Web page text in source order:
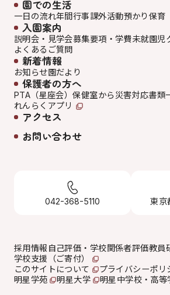
園での生活
一日の流れ年間行事課外活動預かり保育
入園案内
説明会・見学会募集要項・学費未就園児
よくあるご質問
新着情報
お知らせ園だより
保護者の方へ
PTA（星座会）保健室から 災害対応書類
れんらくアプリ
アクセス
お問い合わせ
042-368-5110 東京
採用情報 自己評価・学校関係者評価教員
学校支援（ご寄付）
このサイトについて
プライバシーポリ
明星学苑
明星大学 明星中学校・高等